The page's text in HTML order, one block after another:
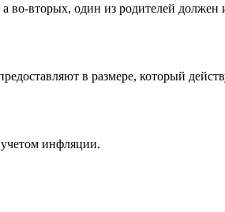
вторых, один из родителей должен
в размере, который
инфляции.